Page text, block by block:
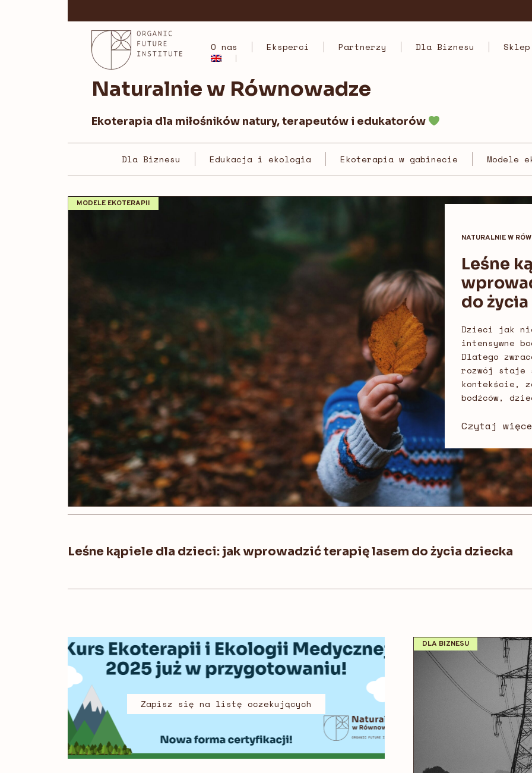
O nas Eksperci Partnerzy Dla Biznesu Sklep
Naturalnie w Równowadze
Ekoterapia dla miłośników natury, terapeutów i edukatorów
Dla Biznesu Edukacja i ekologia Ekoterapia w gabinecie Modele
MODELE EKOTERAPII
NATURALNIE W
Leśne
do
Dzieci jak
intensywne
Dlatego
rozwój staje
kontekście,
bodźców,
Czytaj
Leśne kąpiele dla dzieci: jak wprowadzić terapię lasem do życia dziecka
Zapisz się na listę oczekujących
DLA BIZNESU